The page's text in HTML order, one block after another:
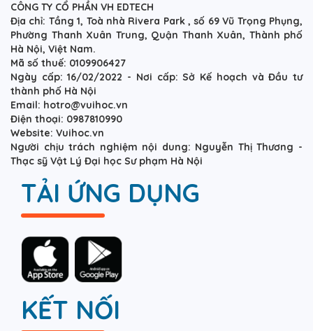
CÔNG TY CỔ PHẦN VH EDTECH
Địa chỉ: Tầng 1, Toà nhà Rivera Park , số 69 Vũ Trọng Phụng,
Phường Thanh Xuân Trung, Quận Thanh Xuân, Thành phố
Hà Nội, Việt Nam.
Mã số thuế: 0109906427
Ngày cấp: 16/02/2022 - Nơi cấp: Sở Kế hoạch và Đầu tư
thành phố Hà Nội
Email: hotro@vuihoc.vn
Điện thoại: 0987810990
Website: Vuihoc.vn
Người chịu trách nghiệm nội dung: Nguyễn Thị Thương -
Thạc sỹ Vật Lý Đại học Sư phạm Hà Nội
TẢI ỨNG DỤNG
KẾT NỐI